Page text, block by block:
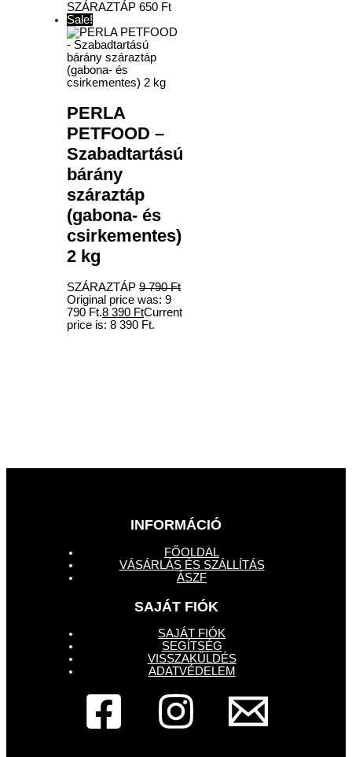
SZÁRAZTÁP650 Ft
Sale!
PERLA
PETFOOD –
Szabadtartású
bárány
száraztáp
(gabona- és
csirkementes)
2 kg
SZÁRAZTÁP9 790Ft
Original price was: 9
790 Ft.8 390 FtCurrent
price is: 8 390 Ft.
INFORMÁCIÓ
FŐOLDAL
VÁSÁRLÁS ÉS SZÁLLÍTÁS
ÁSZF
SAJÁT FIÓK
SAJÁT FIÓK
SEGÍTSÉG
VISSZAKÜLDÉS
ADATVÉDELEM